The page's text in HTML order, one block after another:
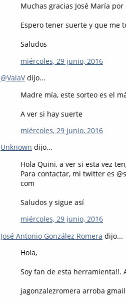
Muchas gracias José María
Espero tener suerte y que me
Saludos
miércoles, 29 junio, 2016
@ValaVdijo...
Madre mía, este sorteo es el
A ver si hay suerte
miércoles, 29 junio, 2016
Unknown dijo...
Hola Quini, a ver si esta vez
Para contactar, mi twitter es
com
Saludos y sigue así
miércoles, 29 junio, 2016
José Antonio González Romera dijo...
Hola,
Soy fan de esta herramienta!!.
jagonzalezromera arroba